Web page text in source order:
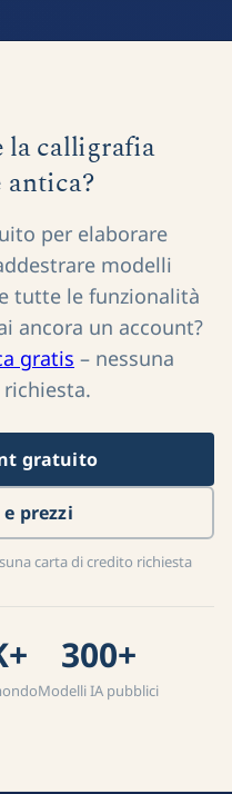
la calligrafia
antica?
per elaborare
modelli
tutte le funzionalità
ancora un account?
gratis – nessuna
gratuito
prezzi
carta di credito richiesta
300+
Modelli IA pubblici